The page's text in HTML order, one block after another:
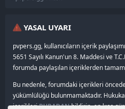
YASAL UYARI
pvpers.gg, kullanıcıların içerik
5651 Sayılı Kanun'un 8. Maddesi ve
forumda paylaşılan içeriklerden
Bu nedenle, forumdaki içerikleri
yükümlülüğü bulunmamaktadır.
içerikleriBURADANbildirin, en kısa